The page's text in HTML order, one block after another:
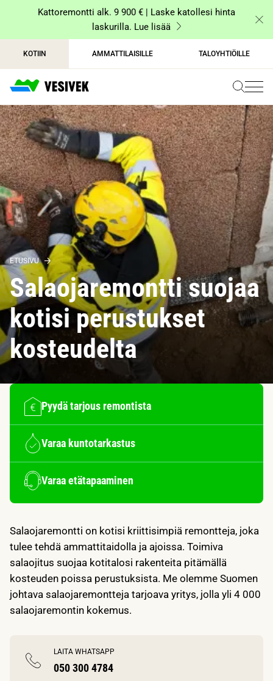
sisältöönKattoremontti alk. 9 900 € | Laske katollesi hinta
laskurilla. Lue lisää
KOTIIN AMMATTILAISILLE TALOYHTIÖILLE
ETUSIVU
Salaojaremontti suojaa
kotisi perustukset
kosteudelta
Pyydä tarjous remontista
Varaa kuntotarkastus
Varaa etätapaaminen
Salaojaremontti on kotisi kriittisimpiä remontteja, joka
tulee tehdä ammattitaidolla ja ajoissa. Toimiva
salaojitus suojaa kotitalosi rakenteita pitämällä
kosteuden poissa perustuksista. Me olemme Suomen
johtava salaojaremontteja tarjoava yritys, jolla yli 4 000
salaojaremontin kokemus.
LAITA WHATSAPP
050 300 4784